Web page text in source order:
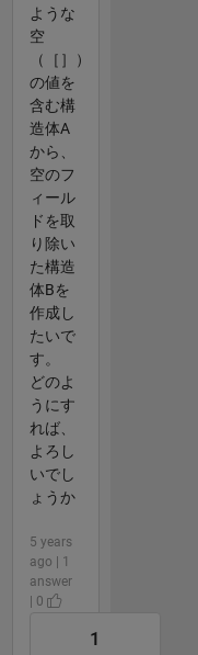
ような
空
（［］）
の値を
含む構
造体A
から、
空のフ
ィール
ドを取
り除い
た構造
体Bを
作成し
たいで
す。
どのよ
うにす
れば、
よろし
いでし
ょうか
5 years
ago | 1
answer
| 0
1